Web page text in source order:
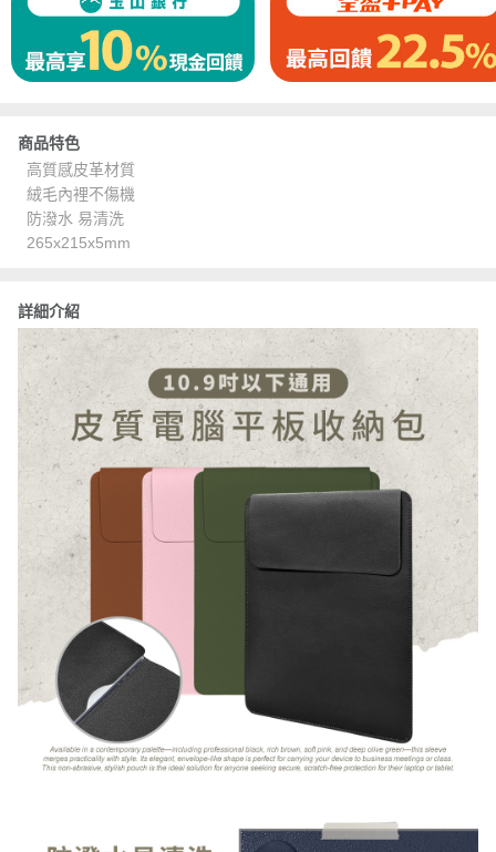
商品特色
高質感皮革材質
絨毛內裡不傷機
防潑水 易清洗
265x215x5mm
詳細介紹